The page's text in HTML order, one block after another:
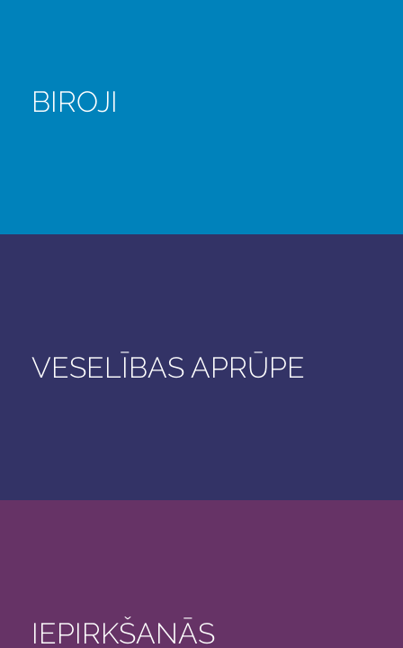
BIROJI
VESELĪBAS APRŪPE
IEPIRKŠANĀS